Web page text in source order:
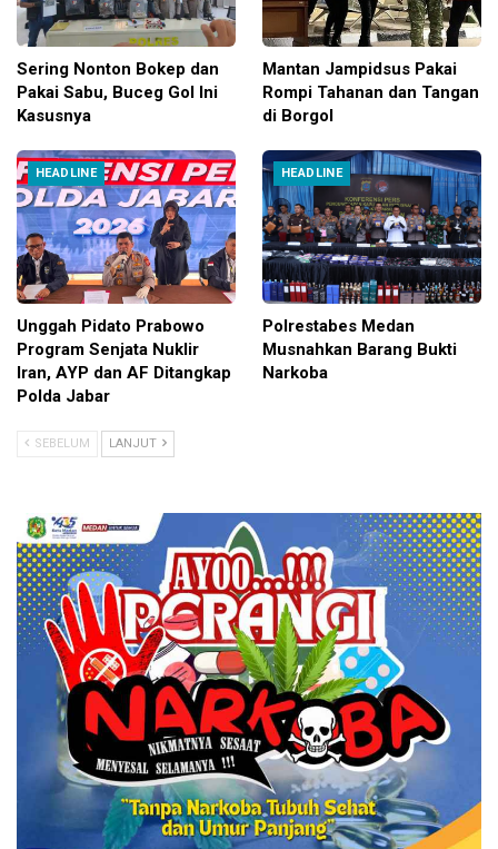
Sering Nonton Bokep dan
Pakai Sabu, Buceg Gol Ini
Kasusnya
Mantan Jampidsus Pakai
Rompi Tahanan dan Tangan
di Borgol
HEADLINE
Unggah Pidato Prabowo
Program Senjata Nuklir
Iran, AYP dan AF Ditangkap
Polda Jabar
HEADLINE
Polrestabes Medan
Musnahkan Barang Bukti
Narkoba
SEBELUM LANJUT